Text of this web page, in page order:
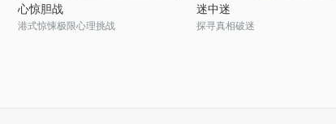
心惊胆战
港式惊悚极限心理挑战
迷中迷
探寻真相破迷